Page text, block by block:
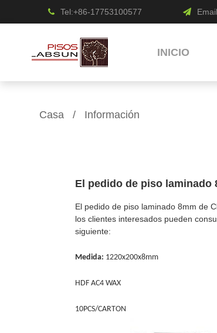
Tel:+86-17753100577
INICIO
Casa / Información
El pedido de piso laminado
El pedido de piso laminado 8mm de
los clientes interesados pueden
siguiente:
Medida: 1220x200x8mm
HDF AC4 WAX
10PCS/CARTON